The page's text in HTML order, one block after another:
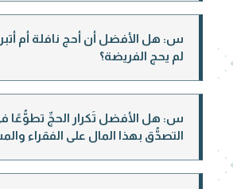
س: هل الأفضل أن أحج نافلة أم
لم يحج الفريضة؟
س: هل الأفضل تَكرار الحجِّ تطوُّعًا
التصدُّق بهذا المال على الفقراء